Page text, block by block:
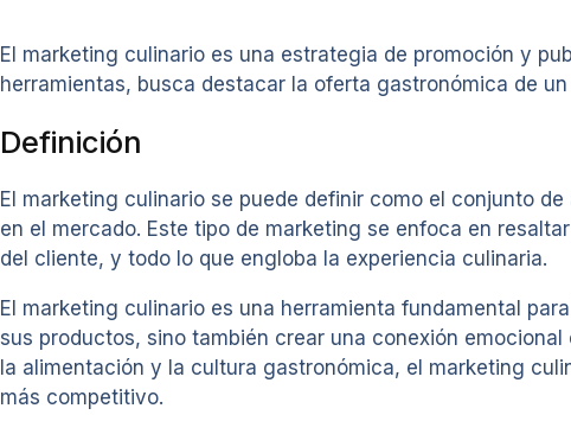
El marketing culinario es una estrategia de promoción y
herramientas, busca destacar la oferta gastronómica de
Definición
El marketing culinario se puede definir como el conjunto
en el mercado. Este tipo de marketing se enfoca en
del cliente, y todo lo que engloba la experiencia culinaria.
El marketing culinario es una herramienta fundamental
sus productos, sino también crear una conexión
la alimentación y la cultura gastronómica, el marketing
más competitivo.